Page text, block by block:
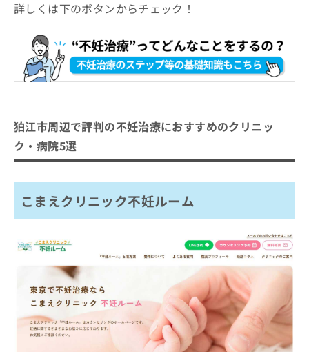
詳しくは下のボタンからチェック！
狛江市周辺で評判の不妊治療におすすめのクリニッ
ク・病院5選
こまえクリニック不妊ルーム